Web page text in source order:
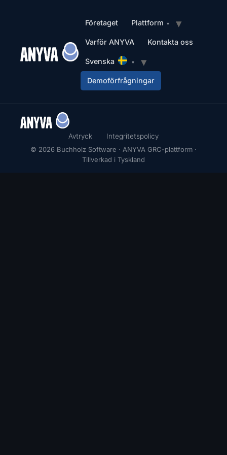
Företaget Plattform
Varför ANYVA Kontakta oss
Svenska
Demoförfrågningar
Avtryck
Integritetspolicy
© 2026 Buchholz Software · ANYVA GRC-plattform ·
Tillverkad i Tyskland